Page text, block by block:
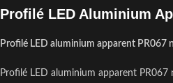
Profilé LED Aluminium
Profilé LED aluminium apparent PR067
Profilé LED aluminium apparent